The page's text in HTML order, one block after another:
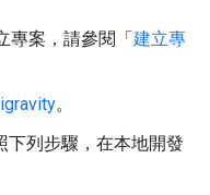
專案，請參閱「建立專
。
下列步驟，在本地開發